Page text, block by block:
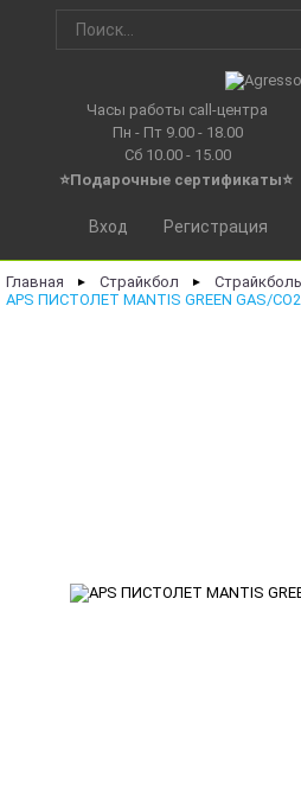
Часы работы call-центра
Пн - Пт 9.00 - 18.00
Сб 10.00 - 15.00
⭐Подарочные сертификаты⭐
Вход Регистрация
Главная ► Страйкбол ►
APS ПИСТОЛЕТ MANTIS GREEN GAS/